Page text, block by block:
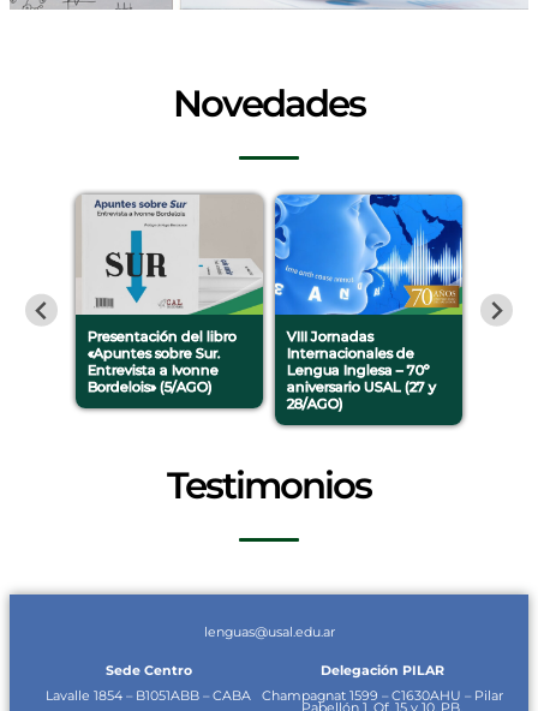
Novedades
Presentación del libro
«Apuntes sobre Sur.
Entrevista a Ivonne
Bordelois» (5/AGO)
VIII Jornadas
Internacionales de
Lengua Inglesa – 70º
aniversario USAL (27 y
28/AGO)
Testimonios
lenguas@usal.edu.ar
Sede Centro
Lavalle 1854 – B1051ABB – CABA
Delegación PILAR
Champagnat 1599 – C1630AHU – Pilar
Pabellón 1, Of. 15 y 10, PB.